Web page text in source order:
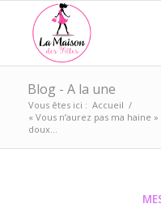
Blog - A la une
Vous êtes ici : Accueil /
« Vous n’aurez pas ma haine
doux...